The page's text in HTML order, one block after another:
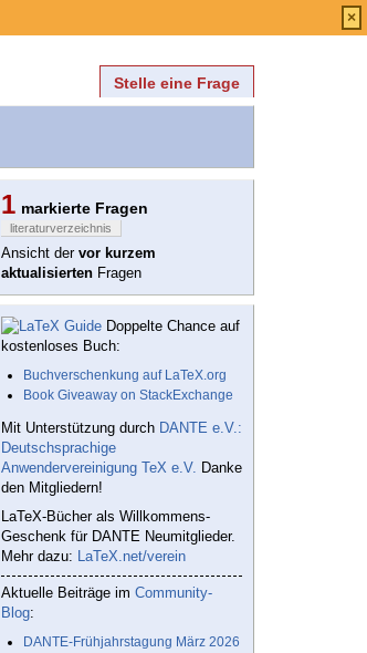
Stelle eine Frage
1 markierte Fragen
literaturverzeichnis
Ansicht der vor kurzem
aktualisierten Fragen
Doppelte Chance auf
kostenloses Buch:
Buchverschenkung auf LaTeX.org
Book Giveaway on StackExchange
Mit Unterstützung durch DANTE e.V.:
Deutschsprachige
Anwendervereinigung TeX e.V. Danke
den Mitgliedern!
LaTeX-Bücher als Willkommens-
Geschenk für DANTE Neumitglieder.
Mehr dazu: LaTeX.net/verein
Aktuelle Beiträge im Community-
Blog:
DANTE-Frühjahrstagung März 2026
×